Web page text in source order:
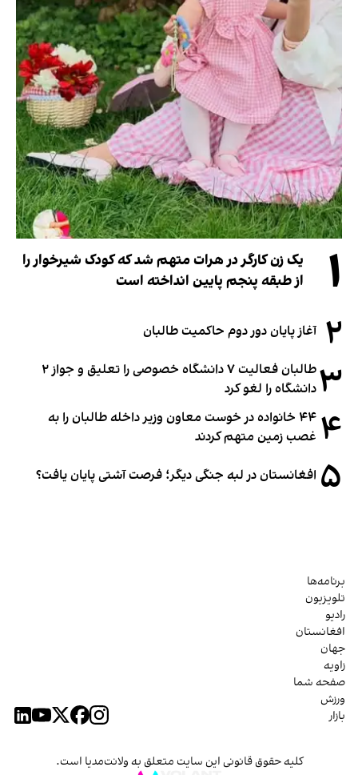
۱
یک زن کارگر در هرات متهم شد که کودک شیرخوار را
از طبقه پنجم پایین انداخته است
۲ آغاز پایان دور دوم حاکمیت طالبان
۳
طالبان فعالیت ۷ دانشگاه خصوصی را تعلیق و جواز ۲
دانشگاه را لغو کرد
۴
۴۴ خانواده در خوست معاون وزیر داخله طالبان را به
غصب زمین متهم کردند
۵ افغانستان در لبه جنگی دیگر؛ فرصت آشتی پایان یافت؟
برنامه‌ها
تلویزیون
رادیو
افغانستان
جهان
زاویه
صفحه شما
ورزش
بازار
کلیه حقوق قانونی این سایت متعلق به ولانت‌مدیا است.